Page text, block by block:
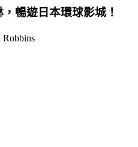
，暢遊日本環球影城！